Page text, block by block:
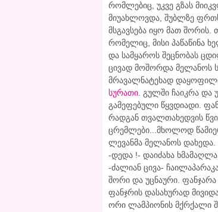
რომლებიც, უკვე გზას
მიუახლოვდა, შუბლზე
მსგავსება იყო მათ
რომელიც, მისი პაწაწინა
და სამყაროს შეცნობას
ცივად მოშორდა მელანოს
მრავალნატეხად
სურათი . გულში ჩაიკრა და
გამეფებული წყვდიადი.
რადგან თვალთახედვის
ცრემლები...მხოლოდ
ლევანმა მელანოს დახედა.
-დედა !- დაიძახა ხმამაღლა.
-ძალიან ცივა-
შორი და უცნაური.
ფანჯრის დასახურად
ორი ლამპიონის მქრქალი